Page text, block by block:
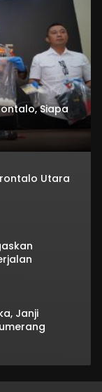
Siapa
Utara
Janji